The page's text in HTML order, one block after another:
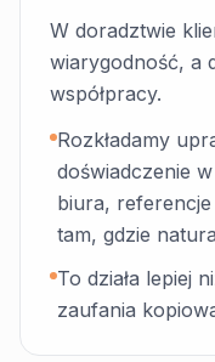
W doradztwie
wiarygodność, a
współpracy.
Rozkładamy
doświadczenie
biura, referencje
tam, gdzie
To działa lepiej
zaufania